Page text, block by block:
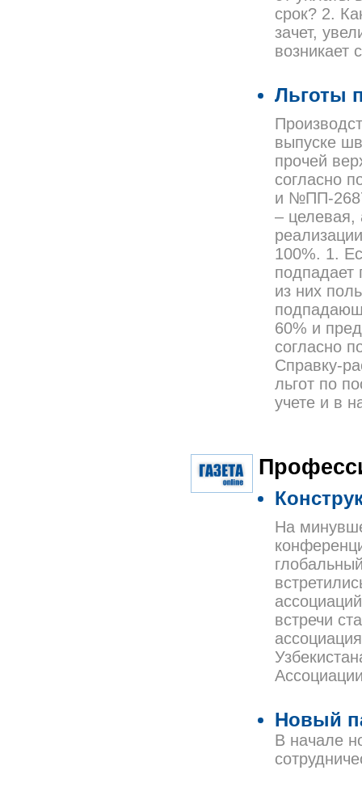
срок? 2.
зачет,
Льготы
выпуске
прочей
согласно
и №ПП-
–
100%. 1.
подпадает
из них
60% и
согласно
Справку-
льгот по
учете и в
На
встречи
Новый
В начале